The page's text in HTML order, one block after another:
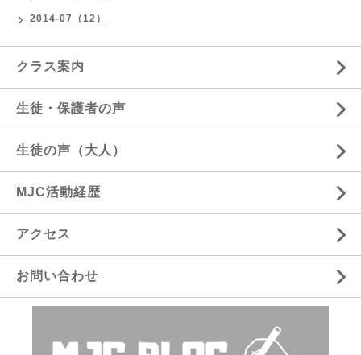
2014-07（12）
クラス案内
生徒・保護者の声
生徒の声（大人）
MJC活動経歴
アクセス
お問い合わせ